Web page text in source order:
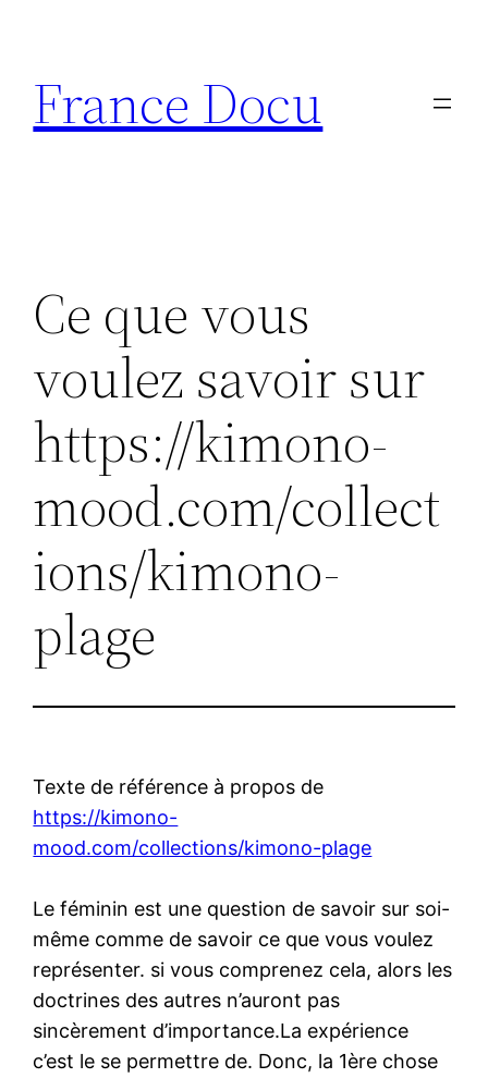
contenu
France Docu
Ce que vous
voulez savoir sur
https://kimono-
mood.com/collect
ions/kimono-
plage
Texte de référence à propos de
https://kimono-
mood.com/collections/kimono-plage
Le féminin est une question de savoir sur soi-
même comme de savoir ce que vous voulez
représenter. si vous comprenez cela, alors les
doctrines des autres n’auront pas
sincèrement d’importance.La expérience
c’est le se permettre de. Donc, la 1ère chose